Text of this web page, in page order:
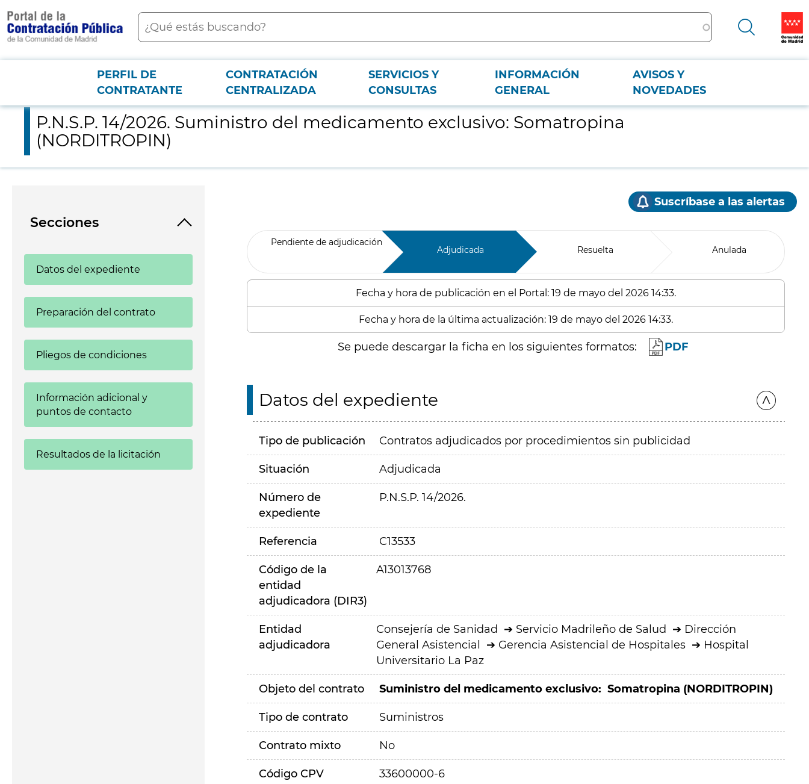
contenido
principal
Buscar
Menú PCON
PERFIL DE
CONTRATANTE
CONTRATACIÓN
CENTRALIZADA
SERVICIOS Y
CONSULTAS
INFORMACIÓN
GENERAL
AVISOS Y
NOVEDADES
P.N.S.P. 14/2026. Suministro del medicamento exclusivo: Somatropina (NORDITROPIN)
P.N.S.P. 14/2026. Suministro del medicamento exclusivo: Somatropina
(NORDITROPIN)
Secciones
Datos del expediente
Preparación del contrato
Pliegos de condiciones
Información adicional y
puntos de contacto
Resultados de la licitación
Suscríbase a las alertas
Pendiente de adjudicación
Adjudicada Resuelta Anulada
Fecha y hora de publicación en el Portal: 19 de mayo del 2026 14:33.
Fecha y hora de la última actualización: 19 de mayo del 2026 14:33.
Se puede descargar la ficha en los siguientes formatos: PDF
Datos del expediente
Tipo de publicación Contratos adjudicados por procedimientos sin publicidad
Situación Adjudicada
Número de
expediente
P.N.S.P. 14/2026.
Referencia C13533
Código de la
entidad
adjudicadora (DIR3)
A13013768
Entidad
adjudicadora
Consejería de Sanidad Servicio Madrileño de Salud
Dirección
General Asistencial
Gerencia Asistencial de Hospitales
Hospital
Universitario La Paz
Objeto del contrato Suministro del medicamento exclusivo: Somatropina (NORDITROPIN)
Tipo de contrato Suministros
Contrato mixto No
Código CPV 33600000-6